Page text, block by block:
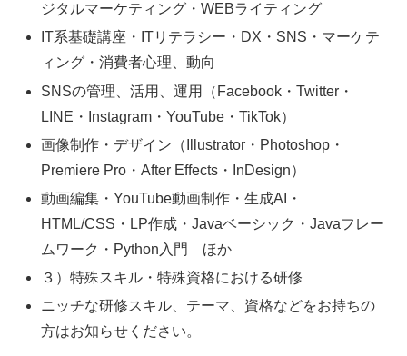
ジタルマーケティング・WEBライティング
IT系基礎講座・ITリテラシー・DX・SNS・マーケテ
ィング・消費者心理、動向
SNSの管理、活用、運用（Facebook・Twitter・
LINE・Instagram・YouTube・TikTok）
画像制作・デザイン（Illustrator・Photoshop・
Premiere Pro・After Effects・InDesign）
動画編集・YouTube動画制作・生成AI・
HTML/CSS・LP作成・Javaベーシック・Javaフレー
ムワーク・Python入門 ほか
３）特殊スキル・特殊資格における研修
ニッチな研修スキル、テーマ、資格などをお持ちの
方はお知らせください。